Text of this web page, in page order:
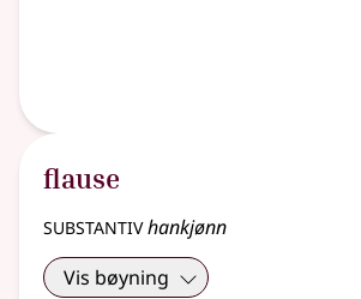
flause
substantivhankjønn
Vis bøyning